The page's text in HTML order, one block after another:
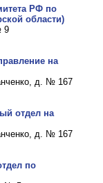
РФ по
области)
9
на
д. № 167
отдел на
д. № 167
по